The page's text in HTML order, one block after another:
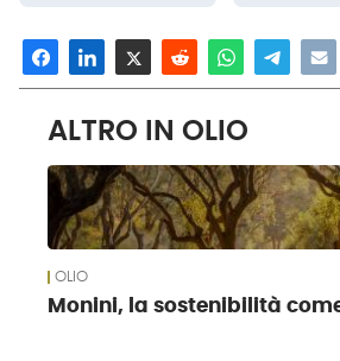
ALTRO IN OLIO
OLIO
Monini, la sostenibilità